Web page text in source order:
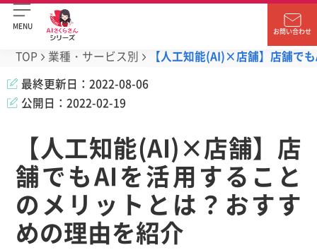
MENU
お問い合わせ
TOP 業種・サービス別
【人工知能(AI)×店舗】店舗で
最終更新日： 2022-08-06
公開日： 2022-02-19
【人工知能(AI)×店舗】店
舗でもAIを活用すること
のメリットとは？おすす
めの理由を紹介